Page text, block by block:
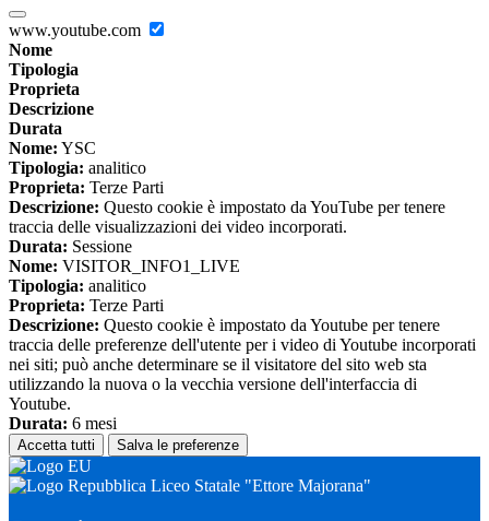
www.youtube.com
Nome
Tipologia
Proprieta
Descrizione
Durata
Nome: YSC
Tipologia: analitico
Proprieta: Terze Parti
Descrizione: Questo cookie è impostato da YouTube per tenere
traccia delle visualizzazioni dei video incorporati.
Durata: Sessione
Nome: VISITOR_INFO1_LIVE
Tipologia: analitico
Proprieta: Terze Parti
Descrizione: Questo cookie è impostato da Youtube per tenere
traccia delle preferenze dell'utente per i video di Youtube incorporati
nei siti; può anche determinare se il visitatore del sito web sta
utilizzando la nuova o la vecchia versione dell'interfaccia di
Youtube.
Durata: 6 mesi
Accetta tutti Salva le preferenze
Liceo Statale "Ettore Majorana"